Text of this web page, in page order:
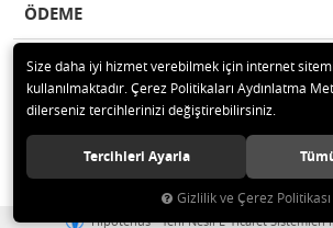
ÖDEME
İLETİŞİM
© 2020 MAG OTOMOTİV Tüm hakları
Hipotenüs Yeni Nesil E-Ticaret Sistemleri
Size daha iyi hizmet verebilmek için internet
kullanılmaktadır. Çerez Politikaları Aydınlatma
dilerseniz tercihlerinizi değiştirebilirsiniz.
Tercihleri Ayarla
Gizlilik ve Çerez Politikası